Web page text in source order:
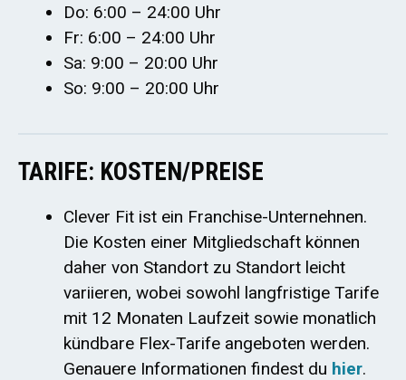
Do: 6:00 – 24:00 Uhr
Fr: 6:00 – 24:00 Uhr
Sa: 9:00 – 20:00 Uhr
So: 9:00 – 20:00 Uhr
TARIFE: KOSTEN/PREISE
Clever Fit ist ein Franchise-Unternehnen.
Die Kosten einer Mitgliedschaft können
daher von Standort zu Standort leicht
variieren, wobei sowohl langfristige Tarife
mit 12 Monaten Laufzeit sowie monatlich
kündbare Flex-Tarife angeboten werden.
Genauere Informationen findest du hier.